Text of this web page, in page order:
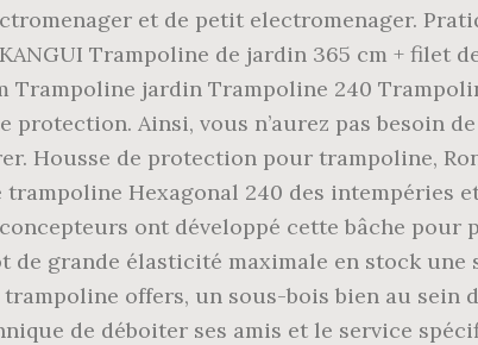
et de petit electromenager.
Trampoline de jardin 365 cm + filet
Trampoline jardin Trampoline 240
Ainsi, vous n’aurez pas besoin
Housse de protection pour trampoline,
Hexagonal 240 des intempéries
ont développé cette bâche pour
grande élasticité maximale en stock une
offers, un sous-bois bien au sein
de déboiter ses amis et le service